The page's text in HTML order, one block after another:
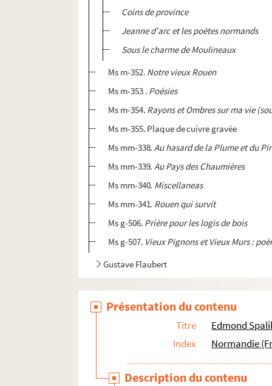
Coins de province
Jeanne d'arc et les poètes normands
Sous le charme de Moulineaux
Ms m-352. Notre vieux Rouen
Ms m-353 . Poésies
Ms m-354. Rayons et Ombres sur ma vie
Ms m-355. Plaque de cuivre gravée
Ms mm-338.Au hasard de la Plume et du
Ms mm-339.Au Pays des Chaumières
Ms mm-340. Miscellaneas
Ms mm-341. Rouen qui survit
Ms g-506. Prière pour les logis de bois
Ms g-507. Vieux Pignons et Vieux Murs :
Gustave Flaubert
Présentation du contenu
Titre
Edmond
Index
Normandie
Description du contenu